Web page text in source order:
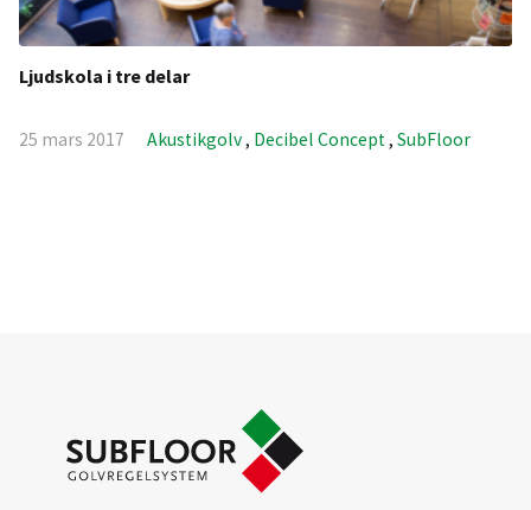
Ljudskola i tre delar
25 mars 2017 Akustikgolv, Decibel Concept , SubFloor